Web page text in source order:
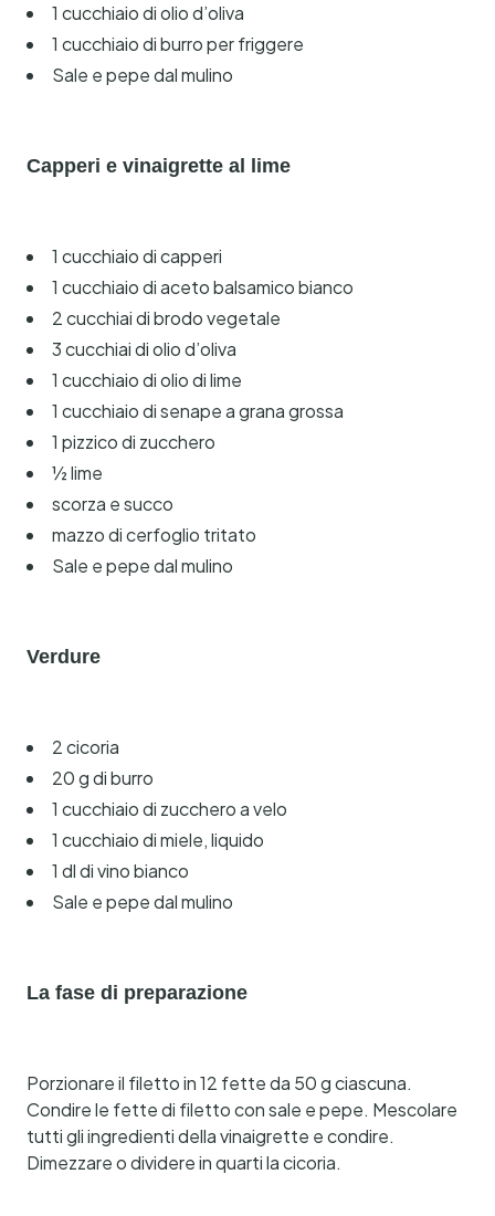
1 cucchiaio di olio d’oliva
1 cucchiaio di burro per friggere
Sale e pepe dal mulino
Capperi e vinaigrette al lime
1 cucchiaio di capperi
1 cucchiaio di aceto balsamico bianco
2 cucchiai di brodo vegetale
3 cucchiai di olio d’oliva
1 cucchiaio di olio di lime
1 cucchiaio di senape a grana grossa
1 pizzico di zucchero
½ lime
scorza e succo
mazzo di cerfoglio tritato
Sale e pepe dal mulino
Verdure
2 cicoria
20 g di burro
1 cucchiaio di zucchero a velo
1 cucchiaio di miele, liquido
1 dl di vino bianco
Sale e pepe dal mulino
La fase di preparazione
Porzionare il filetto in 12 fette da 50 g ciascuna.
Condire le fette di filetto con sale e pepe. Mescolare
tutti gli ingredienti della vinaigrette e condire.
Dimezzare o dividere in quarti la cicoria.